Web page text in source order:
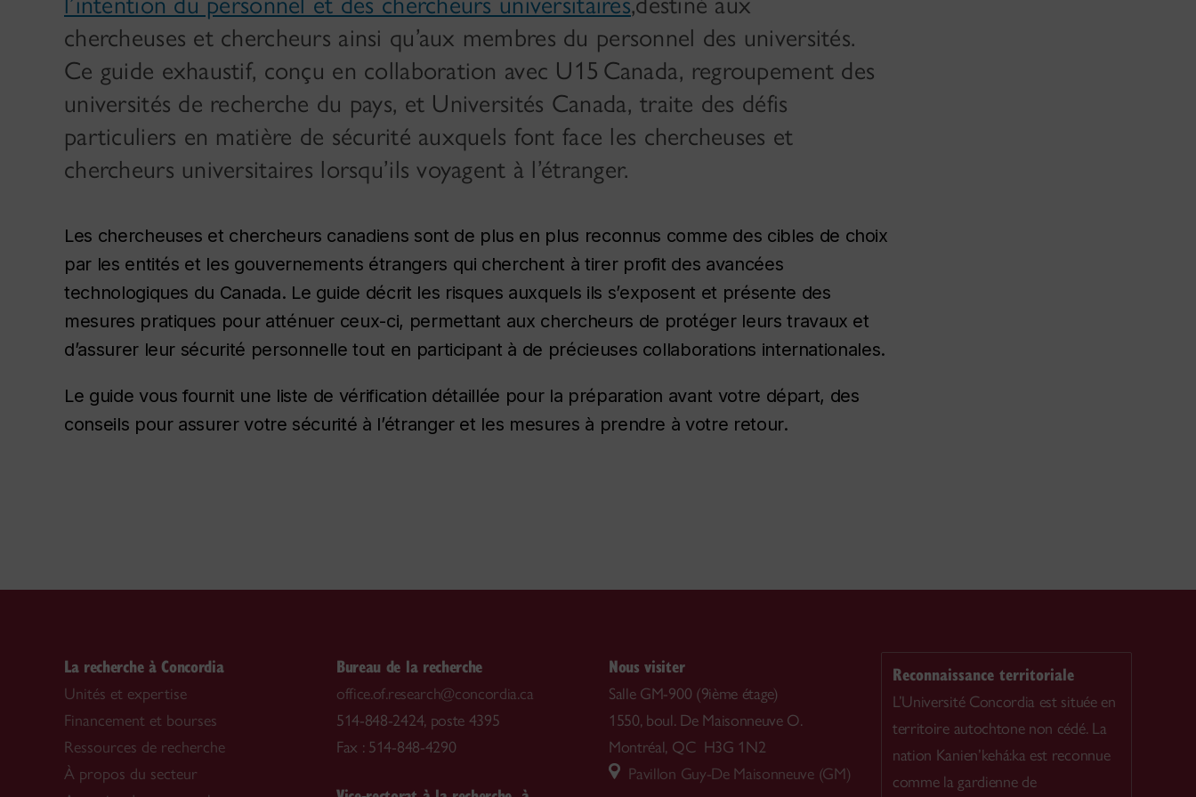
chercheuses et chercheurs ainsi qu’aux membres du personnel des universités.
Ce guide exhaustif, conçu en collaboration avec U15 Canada, regroupement des
universités de recherche du pays, et Universités Canada, traite des défis
particuliers en matière de sécurité auxquels font face les chercheuses et
chercheurs universitaires lorsqu’ils voyagent à l’étranger.
Les chercheuses et chercheurs canadiens sont de plus en plus reconnus comme des cibles de choix
par les entités et les gouvernements étrangers qui cherchent à tirer profit des avancées
technologiques du Canada. Le guide décrit les risques auxquels ils s’exposent et présente des
mesures pratiques pour atténuer ceux-ci, permettant aux chercheurs de protéger leurs travaux et
d’assurer leur sécurité personnelle tout en participant à de précieuses collaborations internationales.
Le guide vous fournit une liste de vérification détaillée pour la préparation avant votre départ, des
conseils pour assurer votre sécurité à l’étranger et les mesures à prendre à votre retour.
La recherche à Concordia
Unités et expertise
Financement et bourses
Ressources de recherche
À propos du secteur
Bureau de la recherche
office.of.research@concordia.ca
514-848-2424, poste 4395
Fax : 514-848-4290
Nous visiter
Salle GM-900 (9ième étage)
1550, boul. De Maisonneuve O.
Montréal, QC H3G 1N2
Pavillon Guy-De Maisonneuve (GM)
Reconnaissance territoriale
L’Université Concordia est située en
territoire autochtone non cédé. La
nation Kanien’kehá:ka est reconnue
comme la gardienne de